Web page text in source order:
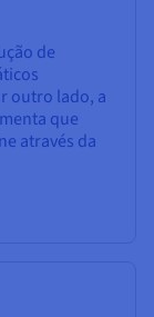
de
outro lado, a
que
através da